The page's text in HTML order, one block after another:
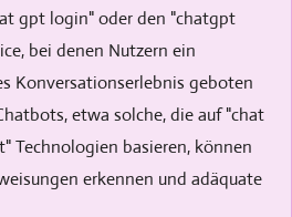
gpt login" oder den "chatgpt
bei denen Nutzern ein
Konversationserlebnis geboten
etwa solche, die auf "chat
Technologien basieren, können
erkennen und adäquate